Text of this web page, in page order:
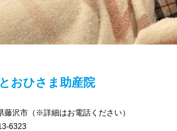
おひさま助産院
藤沢市（※詳細はお電話ください）
6323